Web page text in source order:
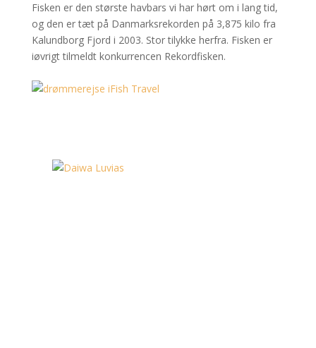
Fisken er den største havbars vi har hørt om i lang tid,
og den er tæt på Danmarksrekorden på 3,875 kilo fra
Kalundborg Fjord i 2003. Stor tilykke herfra. Fisken er
iøvrigt tilmeldt konkurrencen Rekordfisken.